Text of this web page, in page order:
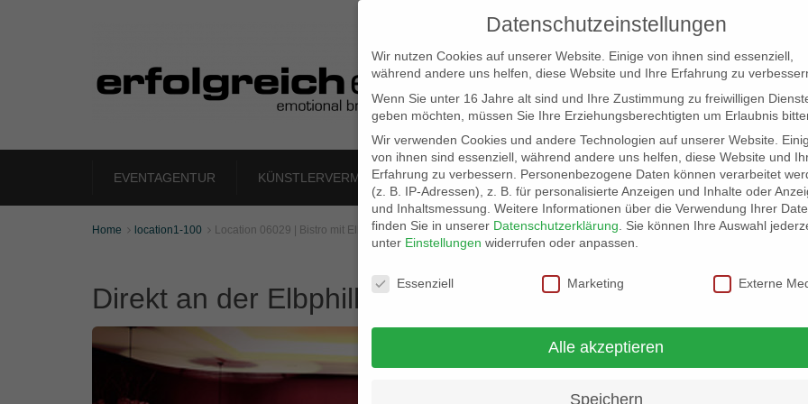
EVENTAGENTUR KÜNSTLERVERMITTLUNG LOCATION SCOUT ELB-LOCATION: PANORAMA
Home  location1-100  Location 06029 | Bistro mit Elbblick
Direkt an der Elbphilharmonie
Datenschutzeinstellungen
Wir nutzen Cookies auf unserer Website. Einige von ihnen sind essenziell,
während andere uns helfen, diese Website und Ihre Erfahrung zu
Wenn Sie unter 16 Jahre alt sind und Ihre Zustimmung zu freiwilligen
geben möchten, müssen Sie Ihre Erziehungsberechtigten um Erlaubnis
Wir verwenden Cookies und andere Technologien auf unserer Website.
von ihnen sind essenziell, während andere uns helfen, diese Website und
Erfahrung zu verbessern.
Personenbezogene Daten können verarbeitet
(z. B. IP-Adressen), z. B. für personalisierte Anzeigen und Inhalte oder
und Inhaltsmessung. Weitere Informationen über die Verwendung Ihrer
finden Sie in unserer Datenschutzerklärung
Sie können Ihre Auswahl
unter Einstellungen widerrufen oder anpassen.
Datenschutzeinstellungen
Essenziell Marketing Externe
Alle akzeptieren
Speichern